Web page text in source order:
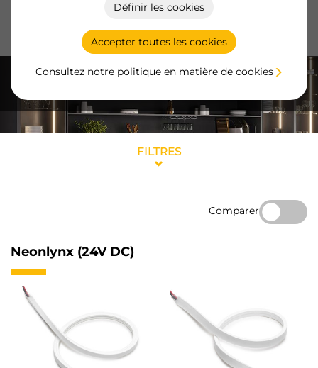
Définir les cookies
Accepter toutes les cookies
Consultez notre politique en matière de cookies
pour tous les espaces, avec des options de 12V et 24V, et
intérieure et extérieure.
FILTRES
Comparer
Neonlynx (24V DC)